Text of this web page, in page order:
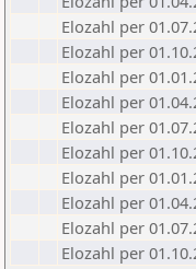
Elozahl per
Elozahl per
Elozahl per
Elozahl per
Elozahl per
Elozahl per
Elozahl per
Elozahl per
Elozahl per
Elozahl per